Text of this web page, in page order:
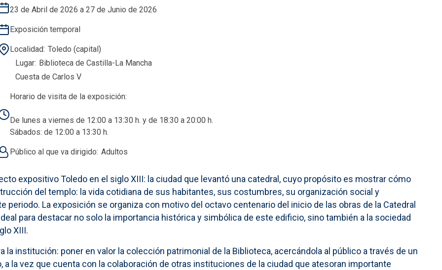
23 de Abril de 2026 a 27 de Junio de 2026
Exposición temporal
Localidad Toledo (capital)
Lugar Biblioteca de Castilla-La Mancha
Cuesta de Carlos V
Horario de visita de la exposición:
De lunes a viernes de 12:00 a 13:30 h. y de 18:30 a 20:00 h.
Sábados: de 12:00 a 13:30 h.
Público al que va dirigido Adultos
expositivo Toledo en el siglo XIII: la ciudad que levantó una catedral, cuyo propósito es mostrar cómo
del templo: la vida cotidiana de sus habitantes, sus costumbres, su organización social y
La exposición se organiza con motivo del octavo centenario del inicio de las obras de la Catedral
para destacar no solo la importancia histórica y simbólica de este edificio, sino también a la sociedad
XIII.
institución: poner en valor la colección patrimonial de la Biblioteca, acercándola al público a través de un
la vez que cuenta con la colaboración de otras instituciones de la ciudad que atesoran importante